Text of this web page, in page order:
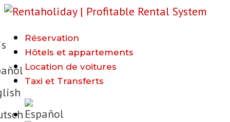
Réservation
Hôtels et appartements
Location de voitures
Taxi et Transferts